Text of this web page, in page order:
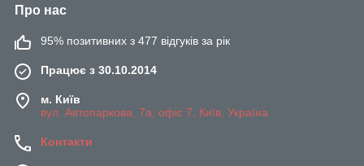
Про нас
95% позитивних з 477 відгуків за рік
Працює з 30.10.2014
м. Київ
вул. Автопаркова, 7а, офіс 7, Київ, Україна
Контакти